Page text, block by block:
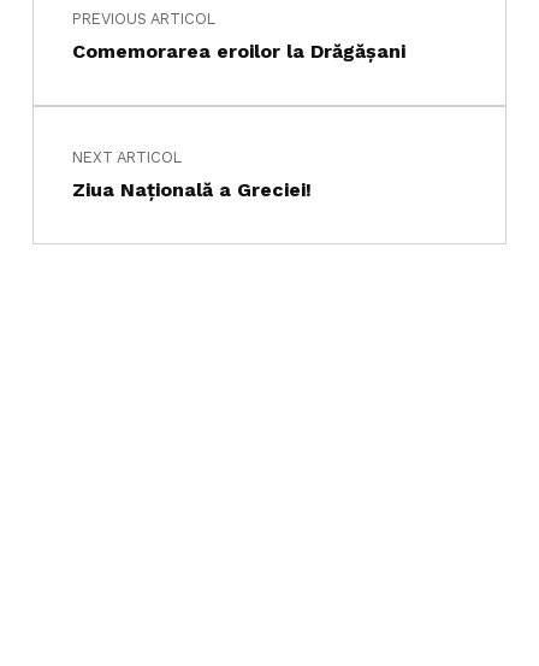
PREVIOUS ARTICOL
Comemorarea eroilor la Drăgășani
NEXT ARTICOL
Ziua Națională a Greciei!